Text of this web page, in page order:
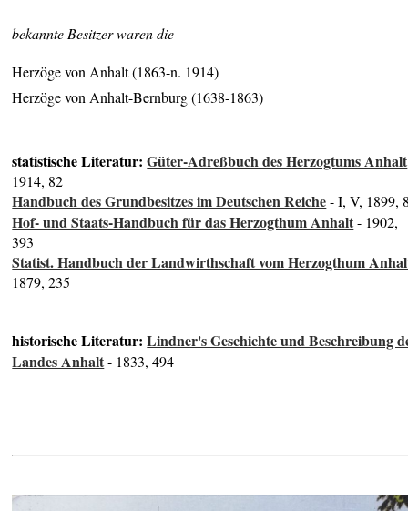
bekannte Besitzer waren die
Herzöge von Anhalt (1863-n. 1914)
Herzöge von Anhalt-Bernburg (1638-1863)
statistische Literatur:Güter-Adreßbuch des Herzogtums Anhalt
1914, 82
Handbuch des Grundbesitzes im Deutschen Reiche- I, V, 1899,
Hof- und Staats-Handbuch für das Herzogthum Anhalt- 1902,
393
Statist. Handbuch der Landwirthschaft vom Herzogthum
1879, 235
historische Literatur:Lindner's Geschichte und Beschreibung
Landes Anhalt- 1833, 494